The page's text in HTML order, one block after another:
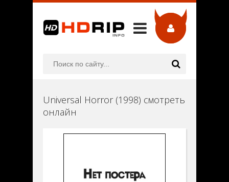
Universal Horror (1998) смотреть
онлайн